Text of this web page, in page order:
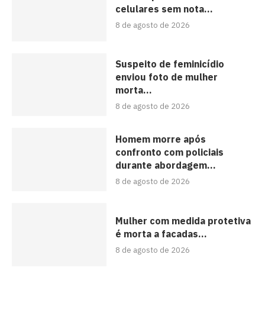
celulares sem nota...
8 de agosto de 2026
Suspeito de feminicídio
enviou foto de mulher
morta...
8 de agosto de 2026
Homem morre após
confronto com policiais
durante abordagem...
8 de agosto de 2026
Mulher com medida protetiva
é morta a facadas...
8 de agosto de 2026